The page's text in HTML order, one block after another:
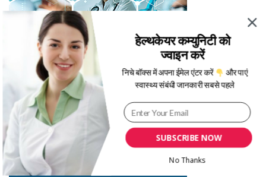
SUBSCRIBE NOW
हेल्थकेयर कम्युनिटी को
ज्वाइन करें
निचे बॉक्स में अपना ईमेल एंटर करें
और पाएं
स्वास्थ्य संबंधी जानकारी सबसे पहले
No Thanks